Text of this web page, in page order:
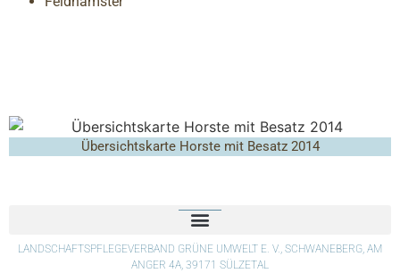
Übersichtskarte Horste mit Besatz 2014
LANDSCHAFTSPFLEGEVERBAND GRÜNE UMWELT E. V., SCHWANEBERG, AM
ANGER 4A, 39171 SÜLZETAL